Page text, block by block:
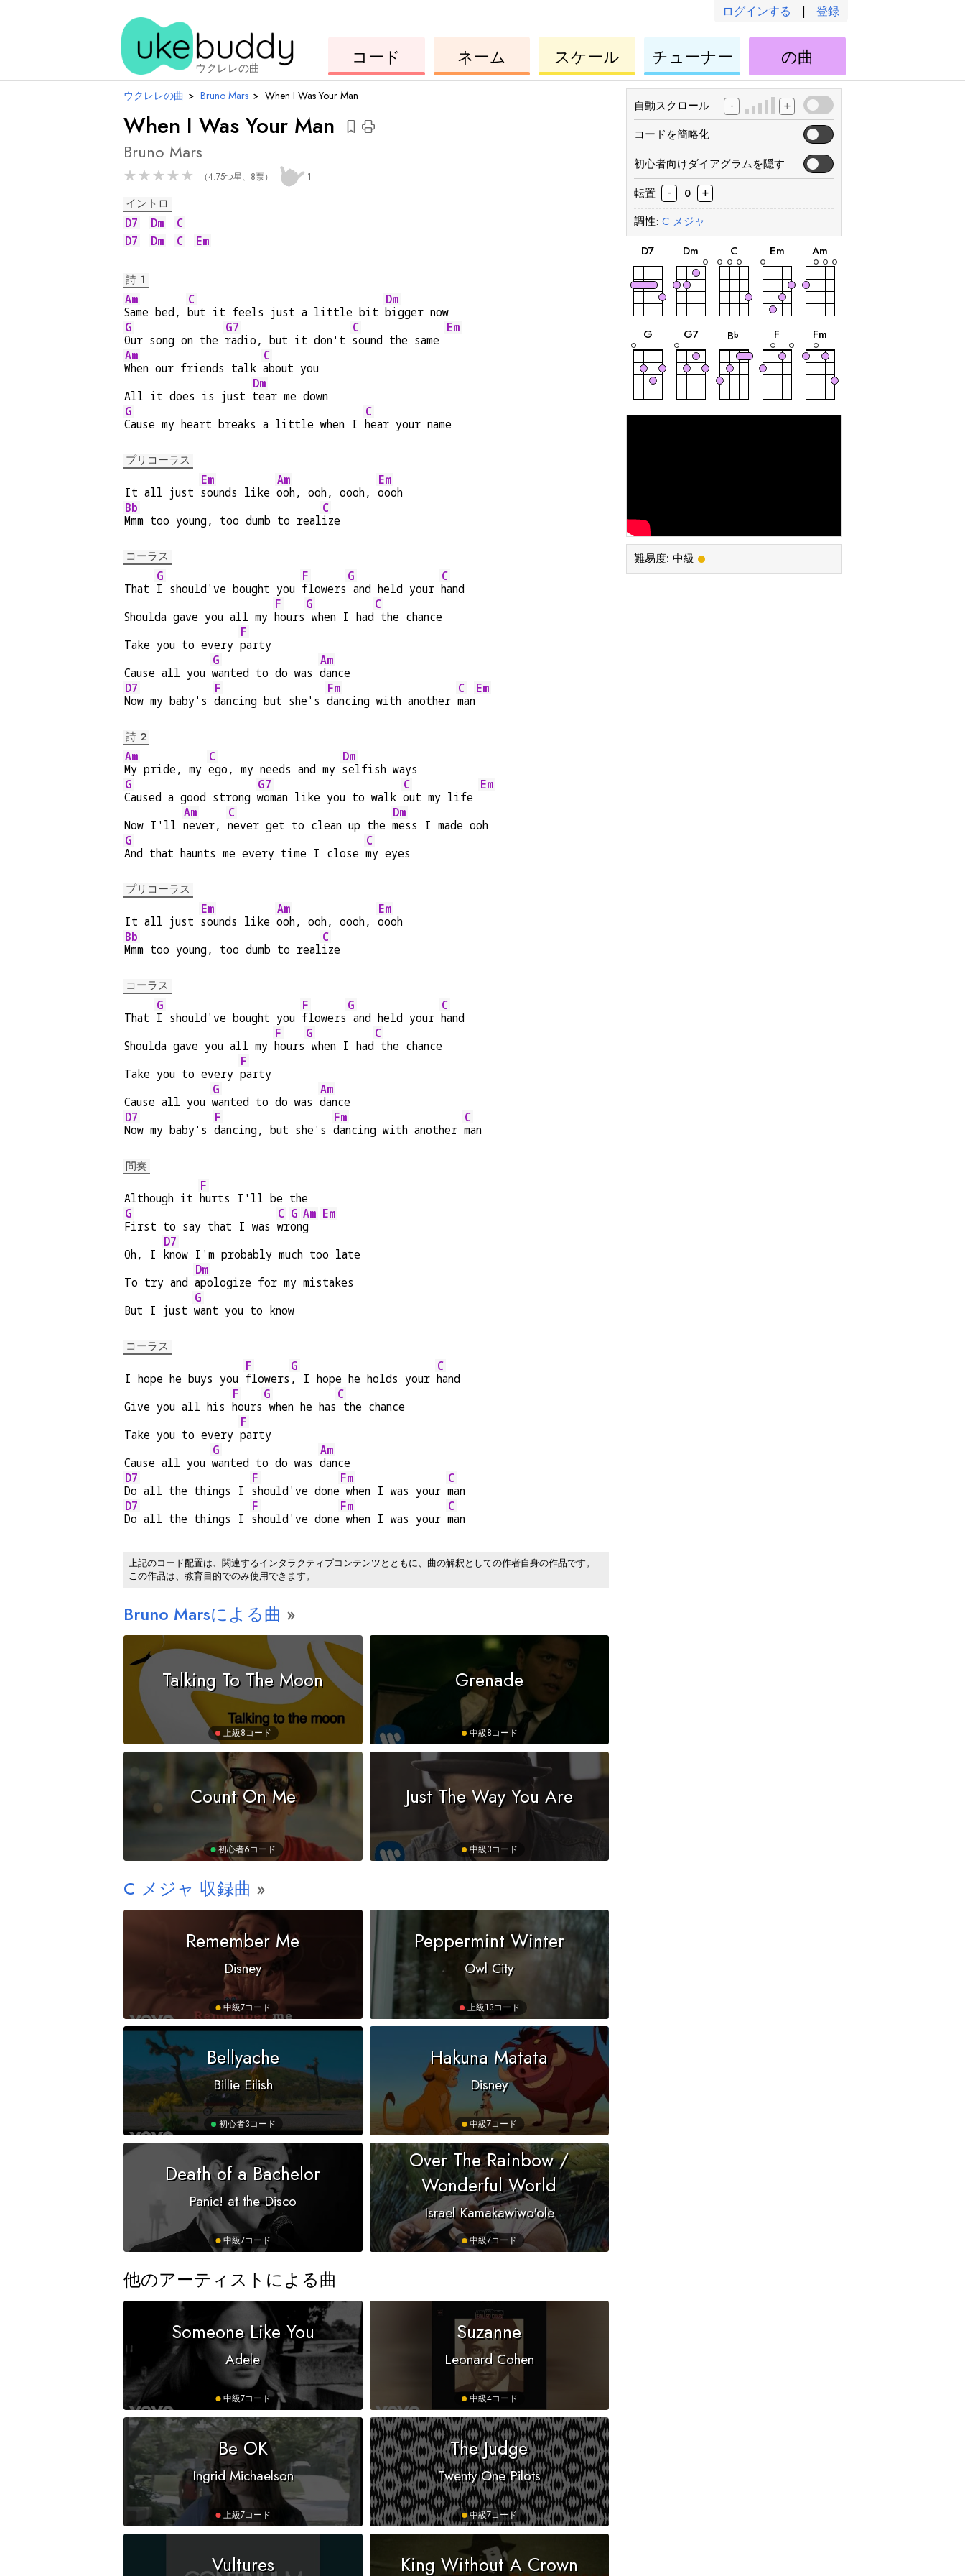
ログインする | 登録
ウクレレの曲 ク
レ
レ
コード
コ
ー
ド
ネーム
ウ
ク
レ
スケール ク
レ
レ
チューナー
ウ
ク
レ
レ
の曲
ウクレレの曲 › Bruno Mars › When I Was Your Man
When I Was Your Man
ド
Bruno Mars
★ ★ ★ ★ ★ （4.75つ星、8票） 1
イントロ
D7
Dm
C
D7
Dm C Em
詩 1
Am
Same bed,
C
but it feels just a little bit
Dm
bigger now
G
Our song on the
G7
radio, but it don't
C
sound the same
Em
Am
When our friends talk
C
about you
All it does is just
Dm
tear me down
G
Cause my heart breaks a little when I
C
hear your name
プリコーラス
It all just
Em
sounds like
Am
ooh, ooh, oooh,
Em
oooh
Bb
Mmm too young, too dumb to real
C
ize
コーラス
That
G
I should've bought you
F
flowers
G
and held your
C
hand
Shoulda gave you all my
F
hours
G
when I had
C
the chance
Take you to every
F
party
Cause all you
G
wanted to do was
Am
dance
D7
Now my baby's
F
dancing but she's
Fm
dancing with another
C
man
Em
詩 2
Am
My pride, my
C
ego, my needs and my
Dm
selfish ways
G
Caused a good strong
G7
woman like you to walk
C
out my life
Em
Now I'll
Am
never,
C
never get to clean up the
Dm
mess I made ooh
G
And that haunts me every time I close
C
my eyes
プリコーラス
It all just
Em
sounds like
Am
ooh, ooh, oooh,
Em
oooh
Bb
Mmm too young, too dumb to real
C
ize
コーラス
That
G
I should've bought you
F
flowers
G
and held your
C
hand
Shoulda gave you all my
F
hours
G
when I had
C
the chance
Take you to every
F
party
Cause all you
G
wanted to do was
Am
dance
D7
Now my baby's
F
dancing, but she's
Fm
dancing with another
C
man
間奏
Although it
F
hurts I'll be the
G
First to say that I was
C
wr
G
on
Am
g
Em
Oh, I
D7
know I'm probably much too late
To try and
Dm
apologize for my mistakes
But I just
G
want you to know
コーラス
I hope he buys you
F
flowers
G
, I hope he holds your
C
hand
Give you all his
F
hours
G
when he has
C
the chance
Take you to every
F
party
Cause all you
G
wanted to do was
Am
dance
D7
Do all the things I
F
should've done
Fm
when I was your
C
man
D7
Do all the things I
F
should've done
Fm
when I was your
C
man
上記のコード配置は、関連するインタラクティブコンテンツとともに、曲の解釈としての作者自身の作品です。
この作品は、教育目的でのみ使用できます。
Bruno Marsによる曲
Talking To The Moon
上級8コード
Grenade
中級8コード
Count On Me
初心者6コード
Just The Way You Are
中級3コード
C メジャ 収録曲
Remember Me
Disney
中級7コード
Peppermint Winter
Owl City
上級13コード
Bellyache
Billie Eilish
初心者3コード
Hakuna Matata
Disney
中級7コード
Death of a Bachelor
Panic! at the Disco
中級7コード
Over The Rainbow /
Wonderful World
Israel Kamakawiwo'ole
中級7コード
他のアーティストによる曲
Someone Like You
Adele
中級7コード
Suzanne
Leonard Cohen
中級4コード
Be OK
Ingrid Michaelson
上級7コード
The Judge
Twenty One Pilots
中級7コード
Vultures King Without A Crown
自動スクロール - +
コードを簡略化
初心者向けダイアグラムを隠す
転置
- 0 +
調性: C メジャ
D7
和
Dm
和
C
和
Em
和
Am
和
G
和
G7
和
音 Bb
和
F
和
Fm
和
難易度: 中級